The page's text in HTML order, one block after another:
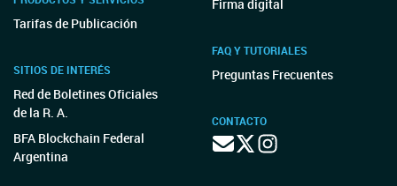
Tarifas de Publicación
SITIOS DE INTERÉS
Red de Boletines Oficiales
de la R. A.
BFA Blockchain Federal
Argentina
Firma digital
FAQ Y TUTORIALES
Preguntas Frecuentes
CONTACTO